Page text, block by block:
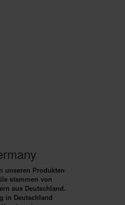
unseren Produkten
stammen von
aus Deutschland.
in Deutschland